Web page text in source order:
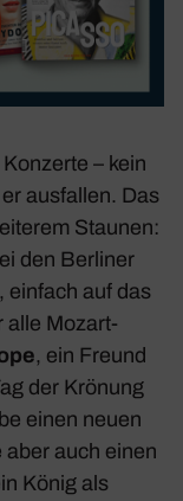
– kein
ausfallen. Das
Staunen:
den Berliner
einfach auf das
alle Mozart-
, ein Freund
der Krönung
einen neuen
aber auch einen
König als